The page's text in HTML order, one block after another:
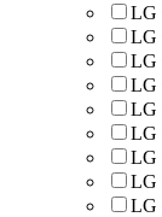
LG
LG
LG
LG
LG
LG
LG
LG
LG